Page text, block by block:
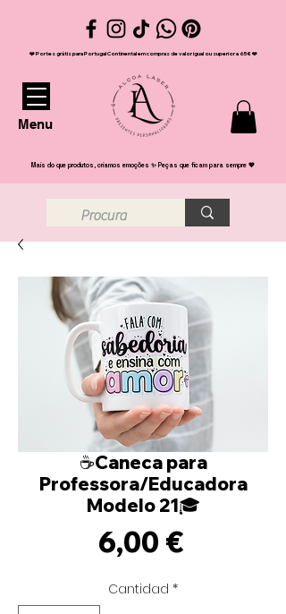
❤️ Portes grátis para Portugal Continental em compras de valor igual ou superior a 65€ ❤️
Menu
Mais do que produtos, criamos emoções ✨ Peças que ficam para sempre 💖
☕Caneca para
Professora/Educadora
Modelo 21🎓
6,00 €Precio
Cantidad *